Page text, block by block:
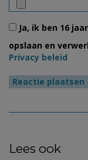
Ja, ik ben 16
opslaan en
Privacy beleid
Lees ook